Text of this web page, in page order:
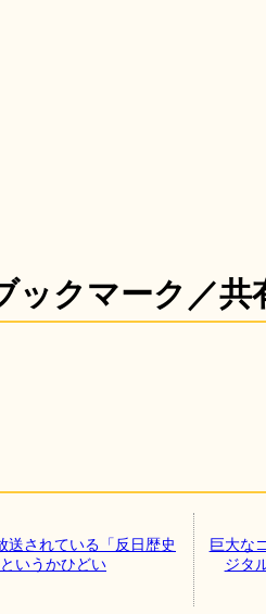
ックマーク／共
送されている「反日歴史
いうかひどい
巨大な
ジタ